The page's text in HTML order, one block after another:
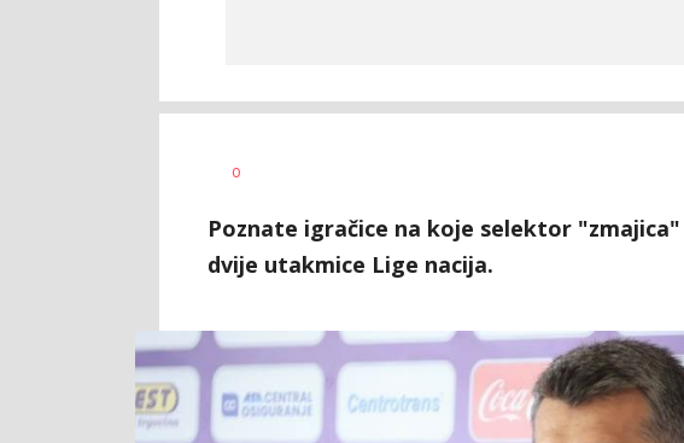
AUTOR
0
Poznate igračice na koje selektor
dvije utakmice Lige nacija.